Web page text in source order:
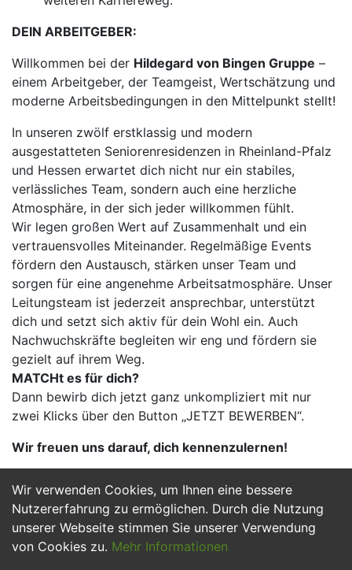
Wir verwenden Cookies, um Ihnen eine bessere
Nutzererfahrung zu ermöglichen. Durch die Nutzung
unserer Webseite stimmen Sie unserer Verwendung
von Cookies zu. Mehr Informationen
DEIN ARBEITGEBER:
Willkommen bei der Hildegard von Bingen Gruppe –
einem Arbeitgeber, der Teamgeist, Wertschätzung und
moderne Arbeitsbedingungen in den Mittelpunkt stellt!
In unseren zwölf erstklassig und modern
ausgestatteten Seniorenresidenzen in Rheinland-Pfalz
und Hessen erwartet dich nicht nur ein stabiles,
verlässliches Team, sondern auch eine herzliche
Atmosphäre, in der sich jeder willkommen fühlt.
Wir legen großen Wert auf Zusammenhalt und ein
vertrauensvolles Miteinander. Regelmäßige Events
fördern den Austausch, stärken unser Team und
sorgen für eine angenehme Arbeitsatmosphäre. Unser
Leitungsteam ist jederzeit ansprechbar, unterstützt
dich und setzt sich aktiv für dein Wohl ein. Auch
Nachwuchskräfte begleiten wir eng und fördern sie
gezielt auf ihrem Weg.
MATCHt es für dich?
Dann bewirb dich jetzt ganz unkompliziert mit nur
zwei Klicks über den Button „JETZT BEWERBEN“.
Wir freuen uns darauf, dich kennenzulernen!
Jetzt Bewerben